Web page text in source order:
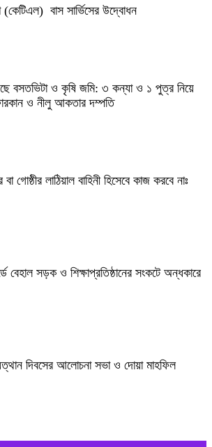
(কেটিএল) বাস সার্ভিসের উদ্বোধন
বসতভিটা ও কৃষি জমি: ৩ কন্যা ও ১ পুত্র নিয়ে
ও নীলু আকতার দম্পতি
গোষ্ঠীর লাঠিয়াল বাহিনী হিসেবে কাজ করবে নাঃ
বেহাল সড়ক ও শিক্ষাপ্রতিষ্ঠানের সংকটে অন্ধকারে
দিবসের আলোচনা সভা ও দোয়া মাহফিল